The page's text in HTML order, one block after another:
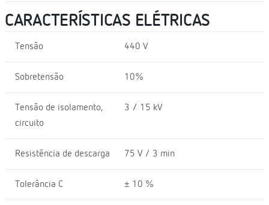
CARACTERÍSTICAS ELÉTRICAS
Tensão 440 V
Sobretensão 10%
Tensão de isolamento,
circuito
3 / 15 kV
Resistência de descarga 75 V / 3 min
Tolerância C ± 10 %